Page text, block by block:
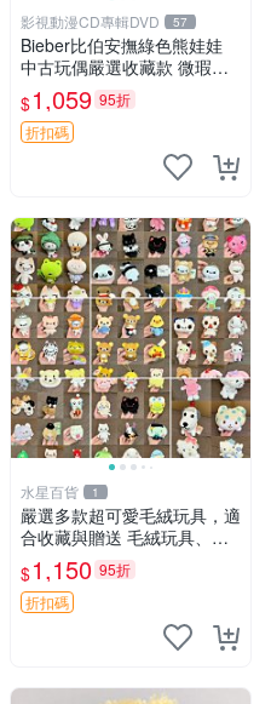
影視動漫CD專輯DVD 57
Bieber比伯安撫綠色熊娃娃
中古玩偶嚴選收藏款 微瑕輕
度使用 Bieber綠熊娃娃 中古
玩偶 微瑕
$1,059 95折
折扣碼
水星百貨 1
嚴選多款超可愛毛絨玩具，適
合收藏與贈送 毛絨玩具、抱
枕、公仔
$1,150 95折
折扣碼